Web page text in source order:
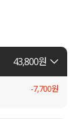
43,800원
-7,700원